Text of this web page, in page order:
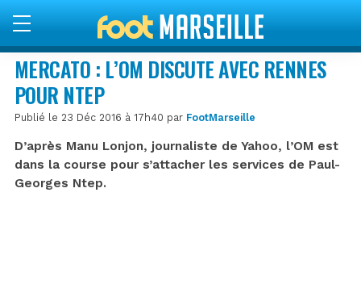
MERCATO : L’OM DISCUTE AVEC RENNES
POUR NTEP
Publié le 23 Déc 2016 à 17h40 par FootMarseille
D’après Manu Lonjon, journaliste de Yahoo, l’OM est
dans la course pour s’attacher les services de Paul-
Georges Ntep.